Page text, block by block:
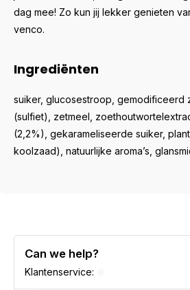
dag mee! Zo kun jij lekker genieten
venco.
Ingrediënten
suiker, glucosestroop, gemodificeerd
(sulfiet), zetmeel,
(2,2%), gekarameliseerde suiker,
koolzaad), natuurlijke aroma’s,
Can we help?
Klantenservice: